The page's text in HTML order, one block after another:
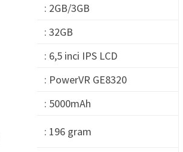
: 2GB/3GB
: 32GB
: 6,5 inci IPS LCD
: PowerVR GE8320
: 5000mAh
: 196 gram